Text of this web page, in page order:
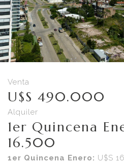
Venta
U$S 490.000
Alquiler
1er Quincena
16.500
1er Quincena Enero: U$S